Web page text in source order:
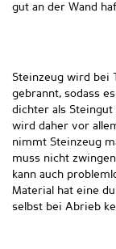
gut an der Wand
Steinzeug wird bei
gebrannt, sodass
dichter als Steingut
wird daher vor
nimmt Steinzeug
muss nicht
kann auch
Material hat eine
selbst bei Abrieb